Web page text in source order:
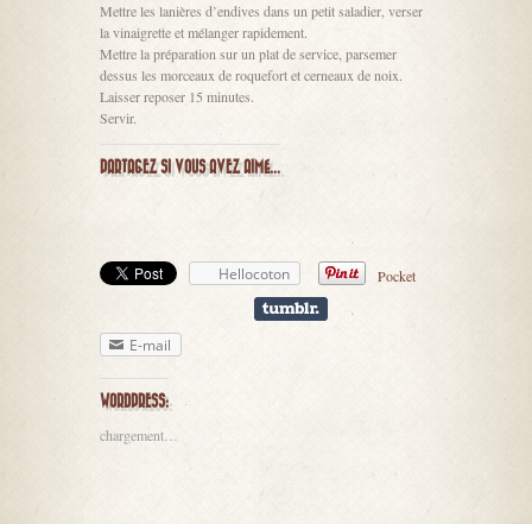
Mettre les lanières d’endives dans un petit saladier, verser
la vinaigrette et mélanger rapidement.
Mettre la préparation sur un plat de service, parsemer
dessus les morceaux de roquefort et cerneaux de noix.
Laisser reposer 15 minutes.
Servir.
PARTAGEZ SI VOUS AVEZ AIMÉ...
Hellocoton Pocket
E-mail
WORDPRESS:
chargement…